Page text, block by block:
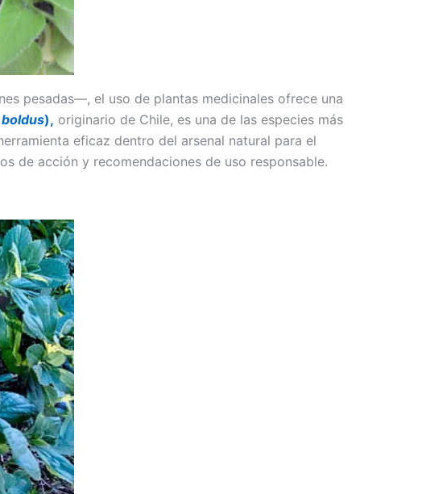
pesadas—, el uso de plantas medicinales ofrece una
), originario de Chile, es una de las especies más
eficaz dentro del arsenal natural para el
de acción y recomendaciones de uso responsable.